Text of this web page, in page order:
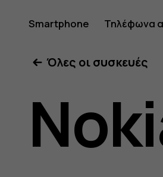
Smartphone Τηλέφωνα
Όλες οι συσκευές